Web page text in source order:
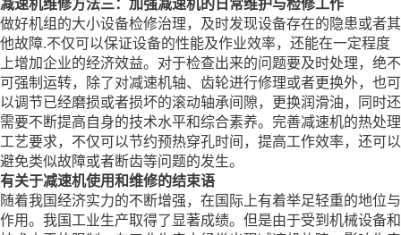
减速机维修方法三：加强减速机的日常维护与检修工作
做好机组的大小设备检修治理，及时发现设备存在的隐患或者其
他故障.不仅可以保证设备的性能及作业效率，还能在一定程度
上增加企业的经济效益。对于检查出来的问题要及时处理，绝不
可强制运转，除了对减速机轴、齿轮进行修理或者更换外，也可
以调节已经磨损或者损坏的滚动轴承间隙，更换润滑油，同时还
需要不断提高自身的技术水平和综合素养。完善减速机的热处理
工艺要求，不仅可以节约预热穿孔时间，提高工作效率，还可以
避免类似故障或者断齿等问题的发生。
有关于减速机使用和维修的结束语
随着我国经济实力的不断增强，在国际上有着举足轻重的地位与
作用。我国工业生产取得了显著成绩。但是由于受到机械设备和